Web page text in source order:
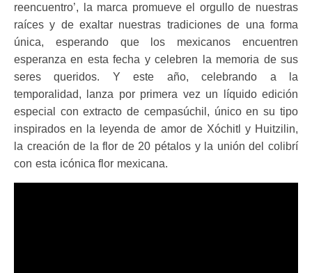
reencuentro’, la marca promueve el orgullo de nuestras
raíces y de exaltar nuestras tradiciones de una forma
única, esperando que los mexicanos encuentren
esperanza en esta fecha y celebren la memoria de sus
seres queridos. Y este año, celebrando a la
temporalidad, lanza por primera vez un líquido edición
especial con extracto de cempasúchil, único en su tipo
inspirados en la leyenda de amor de Xóchitl y Huitzilin,
la creación de la flor de 20 pétalos y la unión del colibrí
con esta icónica flor mexicana.